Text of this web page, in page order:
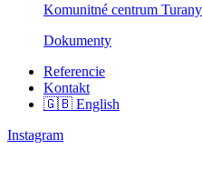
Komunitné centrum
Dokumenty
Referencie
Kontakt
🇬🇧 English
Instagram